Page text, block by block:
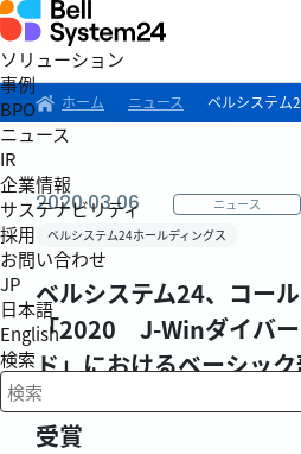
ソリューション
事例
BPO
ニュース
IR
企業情報
サステナビリティ
採用
お問い合わせ
JP
日本語
English
検索
検索キーワード入力
ホーム ニュース ベルシステム
2020.03.06
ニュース
ベルシステム24ホールディングス
ベルシステム24、コー
「2020 J-Winダイバー
ド」におけるベーシッ
る、「ベーシックアチ
受賞